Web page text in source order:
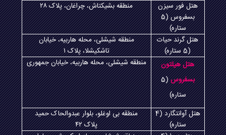
هتل فور سیزن
بسفروس (5
ستاره)
منطقه بشیکتاش، چراغان، پلاک۲۸
هتل گرند حیات
(5 ستاره)
منطقه شیشلی، محله هاربیه، خیابان
تاشکیشلا، پلاک۱
هتل هیلتون
بسفروس (5
ستاره)
منطقه شیشلی، محله هاربیه، خیابان جمهوری
هتل آوانتگارد (4
ستاره)
منطقه بی اوغلو، بلوار عبدوالحاک حمید
پلاک۴۲